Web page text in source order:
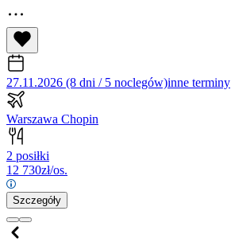
27.11.2026 (8 dni / 5 noclegów)inne terminy
Warszawa Chopin
2 posiłki
12 730zł/os.
Szczegóły